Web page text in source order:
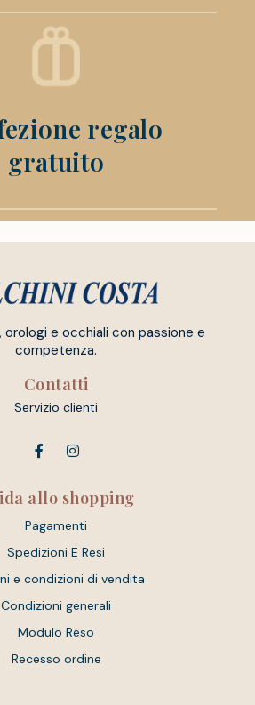
regalo
gratuito
orologi e occhiali con passione e
competenza.
Contatti
Servizio clienti
allo shopping
Pagamenti
Spedizioni E Resi
e condizioni di vendita
Condizioni generali
Modulo Reso
Recesso ordine